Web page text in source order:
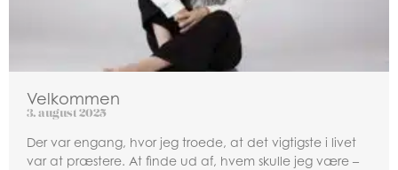
Velkommen
3. august 2025
Der var engang, hvor jeg troede, at det vigtigste i livet
var at præstere. At finde ud af, hvem skulle jeg være –